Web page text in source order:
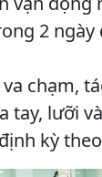
2
va chạm,
tay, lưỡi
kỳ